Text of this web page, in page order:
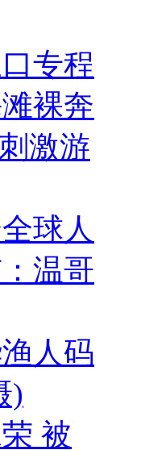
专程
裸奔
激游
球人
温哥
人码
)
被